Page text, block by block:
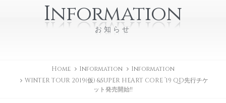
Information
お知らせ
Home Information
Information
WINTER TOUR 2019(仮) &SUPER HEART CORE ’19 QD先行チケ
ット発売開始!!